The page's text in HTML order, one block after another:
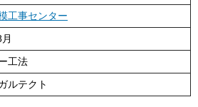
工事センター
工法
ルテクト